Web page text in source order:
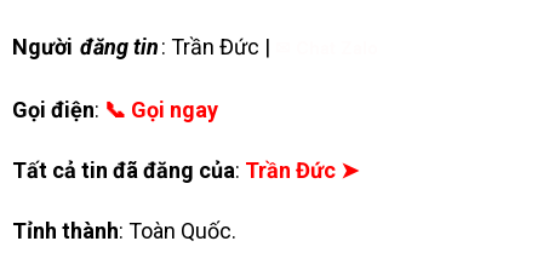
Người đăng tin: Trần Đức |
Gọi điện: 📞 Gọi ngay
Tất cả tin đã đăng của: Trần Đức ➤
Tỉnh thành: Toàn Quốc.